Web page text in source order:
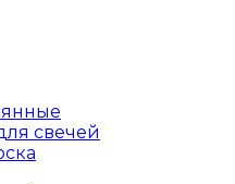
свечей